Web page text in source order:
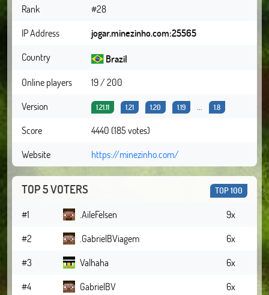
Rank
#28
IP Address
jogar.minezinho.com:25565
Country
Brazil
Online players
19 / 200
Version
1.21.11 1.21 1.20 1.19 ... 1.8
Score
4440 (185 votes)
Website
https://minezinho.com/
TOP 5 VOTERS TOP 100
#1 .AileFelsen
9x
#2
.GabrielBViagem
6x
#3
Valhaha
6x
#4
GabrielBV
6x